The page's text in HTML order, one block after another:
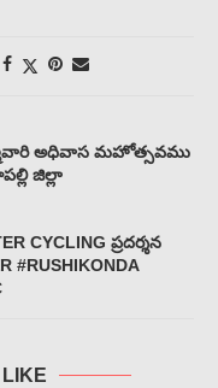
అధివాస మహోత్సవము
జిల్లా
CYCLING ప్రదర్శన
#RUSHIKONDA